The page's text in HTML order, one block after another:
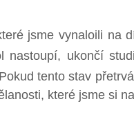
jsme vynaloili na
nastoupí, ukončí
tento stav
které jsme si